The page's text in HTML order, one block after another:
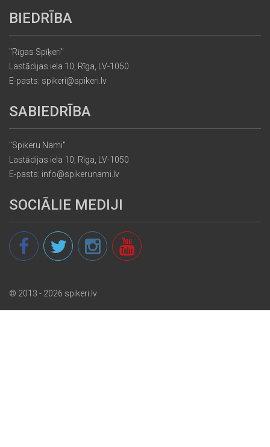
BIEDRĪBA
"Rīgas Spīķeri"
Lastādijas iela 10, Rīga, LV-1050
E-pasts: spikeri@spikeri.lv
SABIEDRĪBA
"Spikeru Nami"
Lastādijas iela 10, Rīga, LV-1050
E-pasts: info@spikerunami.lv
SOCIĀLIE MEDIJI
© 2013 - 2026 spikeri.lv